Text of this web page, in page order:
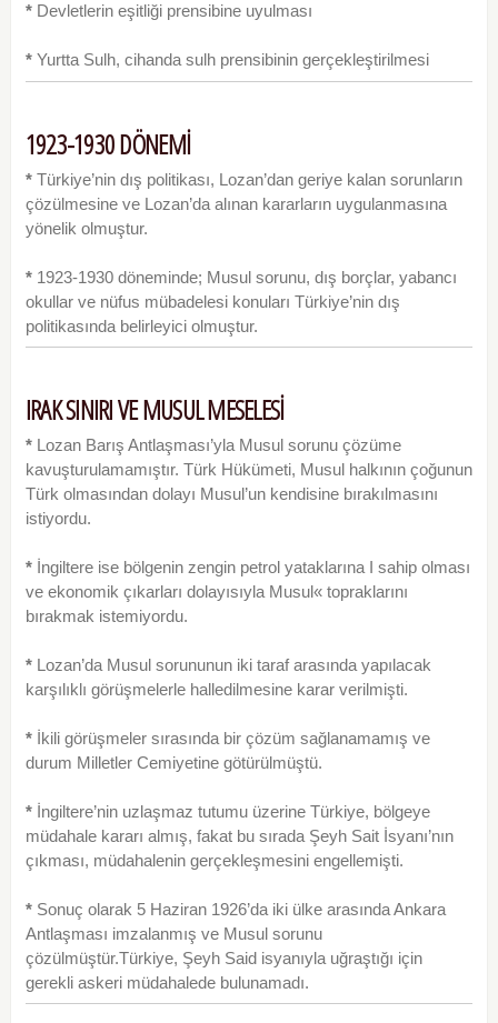
* Devletlerin eşitliği prensibine uyulması
* Yurtta Sulh, cihanda sulh prensibinin gerçekleştirilmesi
1923-1930 DÖNEMİ
* Türkiye’nin dış politikası, Lozan’dan geriye kalan sorunların
çözülmesine ve Lozan’da alınan kararların uygulanmasına
yönelik olmuştur.
* 1923-1930 döneminde; Musul sorunu, dış borçlar, yabancı
okullar ve nüfus mübadelesi konuları Türkiye’nin dış
politikasında belirleyici olmuştur.
IRAK SINIRI VE MUSUL MESELESİ
* Lozan Barış Antlaşması’yla Musul sorunu çö­züme
kavuşturulamamıştır. Türk Hükümeti, Musul halkının çoğunun
Türk olmasından dolayı Musul’un kendisine bırakılmasını
istiyordu.
* İngiltere ise bölgenin zengin petrol yataklarına I sahip olması
ve ekonomik çıkarları dolayısıyla Musul« topraklarını
bırakmak istemiyordu.
* Lozan’da Musul sorununun iki taraf arasında yapılacak
karşılıklı görüşmelerle halledilmesine karar verilmişti.
* İkili görüşmeler sırasında bir çözüm sağlana­mamış ve
durum Milletler Cemiyetine götürülmüştü.
* İngiltere’nin uzlaşmaz tutumu üzerine Türkiye, bölgeye
müdahale kararı almış, fakat bu sırada Şeyh Sait İsyanı’nın
çıkması, müdahalenin gerçekleşmesini engellemişti.
* Sonuç olarak 5 Haziran 1926’da iki ülke arasın­da Ankara
Antlaşması imzalanmış ve Musul sorunu
çözülmüştür.Türkiye, Şeyh Said isyanıyla uğraştığı için
gerekli askeri mü­dahalede bulunamadı.